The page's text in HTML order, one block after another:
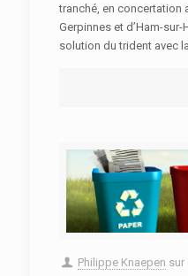
tranché, en concertation
Gerpinnes et d’Ham-
solution du trident avec
Philippe Knaepen sur